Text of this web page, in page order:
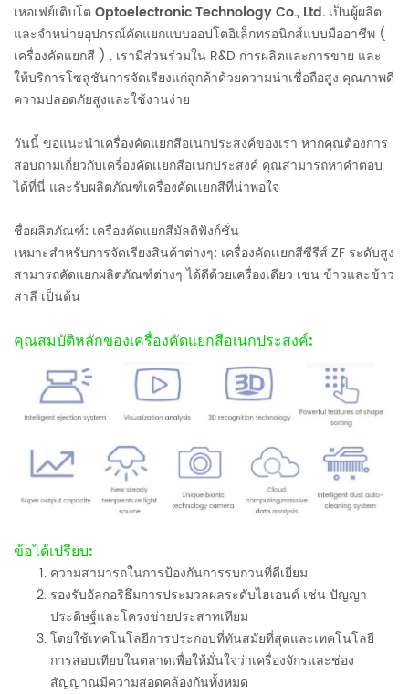
เหอเฟย์เติบโต Optoelectronic Technology Co., Ltd. เป็นผู้ผลิต
และจำหน่ายอุปกรณ์คัดแยกแบบออปโตอิเล็กทรอนิกส์แบบมืออาชีพ (
เครื่องคัดแยกสี ) . เรามีส่วนร่วมใน R&D การผลิตและการขาย และ
ให้บริการโซลูชันการจัดเรียงแก่ลูกค้าด้วยความน่าเชื่อถือสูง คุณภาพดี
ความปลอดภัยสูงและใช้งานง่าย
วันนี้ ขอแนะนำเครื่องคัดแยกสีอเนกประสงค์ของเรา หากคุณต้องการ
สอบถามเกี่ยวกับเครื่องคัดเเยกสีอเนกประสงค์ คุณสามารถหาคำตอบ
ได้ที่นี่ และรับผลิตภัณฑ์เครื่องคัดเเยกสีที่น่าพอใจ
ชื่อผลิตภัณฑ์: เครื่องคัดแยกสีมัลติฟังก์ชั่น
เหมาะสำหรับการจัดเรียงสินค้าต่างๆ: เครื่องคัดเเยกสีซีรีส์ ZF ระดับสูง
สามารถคัดแยกผลิตภัณฑ์ต่างๆ ได้ดีด้วยเครื่องเดียว เช่น ข้าวและข้าว
สาลี เป็นต้น
คุณสมบัติหลักของเครื่องคัดแยกสีอเนกประสงค์:
ข้อได้เปรียบ:
ความสามารถในการป้องกันการรบกวนที่ดีเยี่ยม
รองรับอัลกอริธึมการประมวลผลระดับไฮเอนด์ เช่น ปัญญา
ประดิษฐ์และโครงข่ายประสาทเทียม
โดยใช้เทคโนโลยีการประกอบที่ทันสมัยที่สุดและเทคโนโลยี
การสอบเทียบในตลาดเพื่อให้มั่นใจว่าเครื่องจักรและช่อง
สัญญาณมีความสอดคล้องกันทั้งหมด